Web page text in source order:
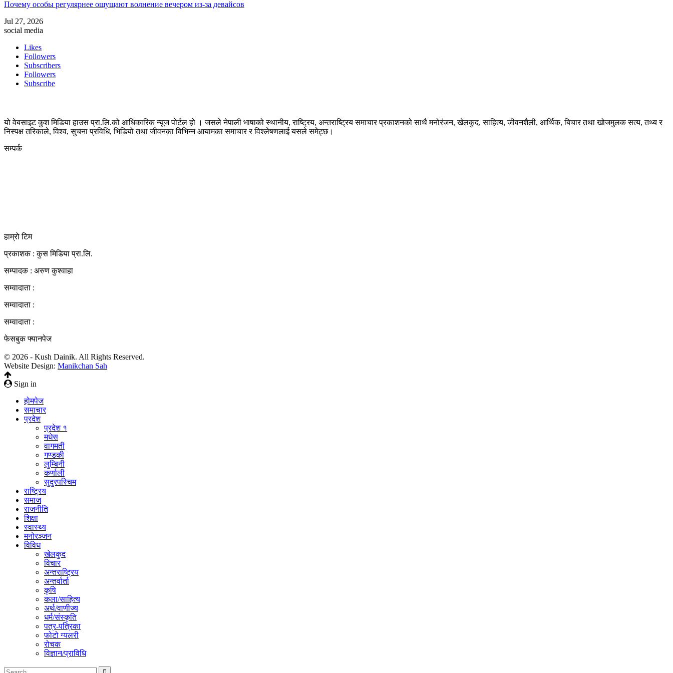
Почему особы регулярнее ощущают волнение вечером из-за девайсов
Jul 27, 2026
social media
Likes
Followers
Subscribers
Followers
Subscribe
यो वेबसाइट कुश मिडिया हाउस प्रा.लि.को आधिकारिक न्यूज पोर्टल हो । जसले नेपाली भाषाको स्थानीय, राष्ट्रिय, अन्तराष्ट्रिय समाचार प्रकाशनको साथै मनोरंजन, खेलकुद, साहित्य, जीवनशैली, आर्थिक, बिचार तथा खोजमुलक सत्य, तथ्य र
निस्पक्ष तरिकाले, विश्व, सुचना प्रविधि, भिडियो तथा जीवनका विभिन्न आयामका समाचार र विश्लेषणलाई यसले समेट्छ।
सम्पर्क
हाम्रो टिम
प्रकाशक : कुस मिडिया प्रा‍.लि.
सम्पादक : अरुण कुश्वाहा
सम्वादाता :
सम्वादाता :
सम्वादाता :
फेसबुक फ्यानपेज
© 2026 - Kush Dainik. All Rights Reserved.
Website Design: Manikchan Sah
Sign in
होमपेज
समाचार
प्रदेश
प्रदेश १
मधेस
वागमती
गण्डकी
लुम्बिनी
कर्णाली
सुदुरपस्चिम
राष्ट्रिय
समाज
राजनीति
शिक्षा
स्वास्थ्य
मनोरञ्जन
विविध
खेलकुद
विचार
अन्तराष्ट्रिय
अन्तर्वार्ता
कृषि
कला/साहित्य
अर्थ/वाणीज्य
धर्म/संस्कृति
पत्र-पत्रिका
फोटो ग्यलरी
रोचक
विज्ञान/प्राविधि